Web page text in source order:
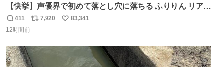
【快挙】声優界で初めて落とし穴に落ちる ふりりん リアク
ションが最高過ぎる🤣 #ドッキリGP #降幡愛
返
信
411
リ
ト
数
7,920
い
83,341
12時間前